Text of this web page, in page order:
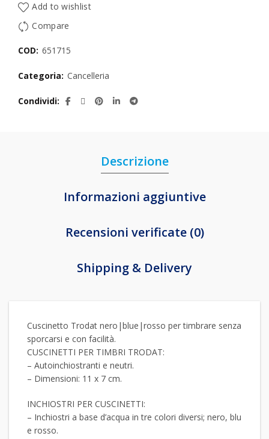
Add to wishlist
Compare
COD: 651715
Categoria: Cancelleria
Condividi
Descrizione
Informazioni aggiuntive
Recensioni verificate (0)
Shipping & Delivery
Cuscinetto Trodat nero|blue|rosso per timbrare senza
sporcarsi e con facilità.
CUSCINETTI PER TIMBRI TRODAT:
– Autoinchiostranti e neutri.
– Dimensioni: 11 x 7 cm.
INCHIOSTRI PER CUSCINETTI:
– Inchiostri a base d’acqua in tre colori diversi; nero, blu
e rosso.